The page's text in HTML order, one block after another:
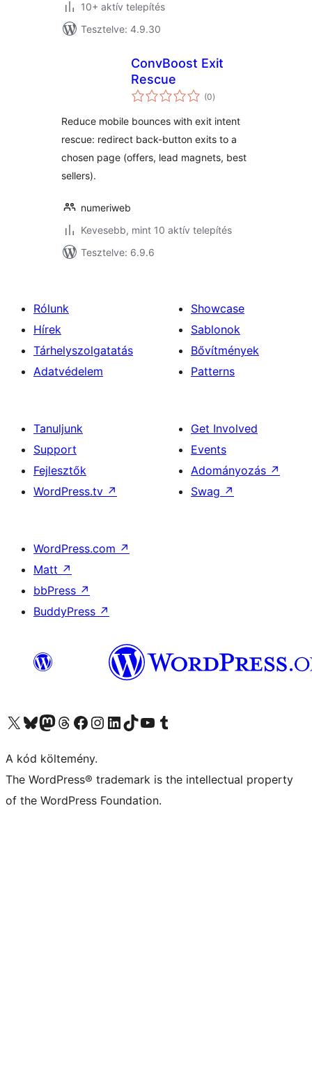
10+ aktív telepítés
Tesztelve: 4.9.30
ConvBoost Exit
Rescue
(0értékelés
összesen
)
Reduce mobile bounces with exit intent
rescue: redirect back-button exits to a
chosen page (offers, lead magnets, best
sellers).
numeriweb
Kevesebb, mint 10 aktív telepítés
Tesztelve: 6.9.6
Rólunk
Hírek
Tárhelyszolgatatás
Adatvédelem
Showcase
Sablonok
Bővítmények
Patterns
Tanuljunk
Support
Fejlesztők
WordPress.tv ↗
Get Involved
Events
Adományozás ↗
Swag ↗
WordPress.com ↗
Matt ↗
bbPress ↗
BuddyPress ↗
Visit our X (formerly Twitter) account
Visit our Bluesky account
Twitter csatornánk
Visit our Threads account
Facebook oldalunk megtekintése
Visit our Instagram account
Visit our LinkedIn account
Visit our TikTok account
Visit our YouTube channel
Visit our Tumblr account
A kód költemény.
The WordPress® trademark is the intellectual property
of the WordPress Foundation.